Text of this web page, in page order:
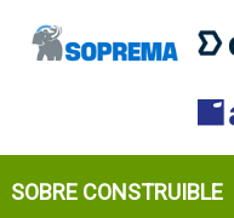
SOBRE CONSTRUIBLE